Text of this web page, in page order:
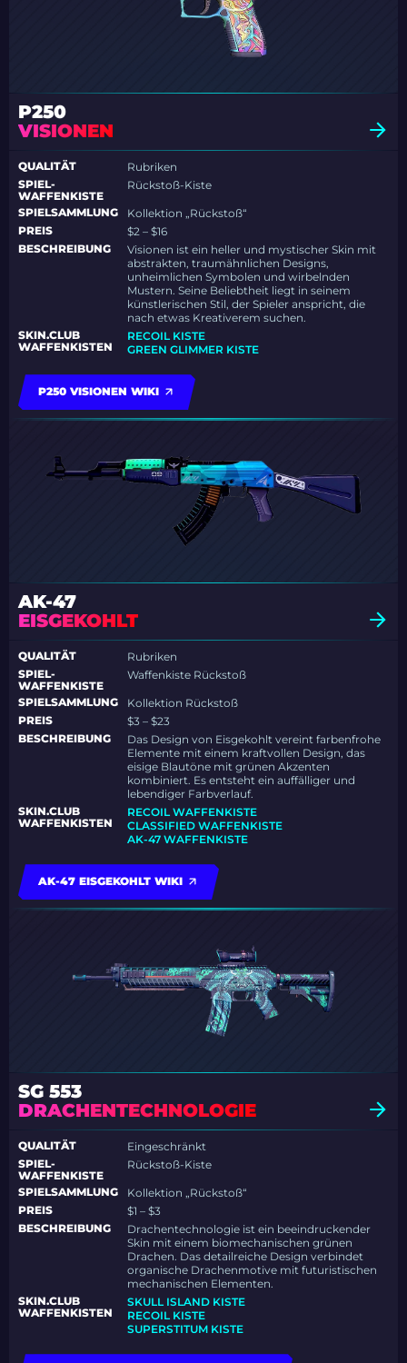
P250
VISIONEN
QUALITÄT
Rubriken
SPIEL-
WAFFENKISTE
Rückstoß-Kiste
SPIELSAMMLUNG
Kollektion „Rückstoß“
PREIS
$2 – $16
BESCHREIBUNG
Visionen ist ein heller und mystischer Skin mit
abstrakten, traumähnlichen Designs,
unheimlichen Symbolen und wirbelnden
Mustern. Seine Beliebtheit liegt in seinem
künstlerischen Stil, der Spieler anspricht, die
nach etwas Kreativerem suchen.
SKIN.CLUB
WAFFENKISTEN
RECOIL KISTE
GREEN GLIMMER KISTE
P250 VISIONEN WIKI
AK-47
EISGEKOHLT
QUALITÄT
Rubriken
SPIEL-
WAFFENKISTE
Waffenkiste Rückstoß
SPIELSAMMLUNG
Kollektion Rückstoß
PREIS
$3 – $23
BESCHREIBUNG
Das Design von Eisgekohlt vereint farbenfrohe
Elemente mit einem kraftvollen Design, das
eisige Blautöne mit grünen Akzenten
kombiniert. Es entsteht ein auffälliger und
lebendiger Farbverlauf.
SKIN.CLUB
WAFFENKISTEN
RECOIL WAFFENKISTE
CLASSIFIED WAFFENKISTE
AK-47 WAFFENKISTE
AK-47 EISGEKOHLT WIKI
SG 553
DRACHENTECHNOLOGIE
QUALITÄT
Eingeschränkt
SPIEL-
WAFFENKISTE
Rückstoß-Kiste
SPIELSAMMLUNG
Kollektion „Rückstoß“
PREIS
$1 – $3
BESCHREIBUNG
Drachentechnologie ist ein beeindruckender
Skin mit einem biomechanischen grünen
Drachen. Das detailreiche Design verbindet
organische Drachenmotive mit futuristischen
mechanischen Elementen.
SKIN.CLUB
WAFFENKISTEN
SKULL ISLAND KISTE
RECOIL KISTE
SUPERSTITUM KISTE